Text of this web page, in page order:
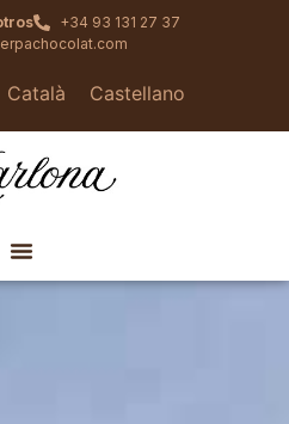
+34 93 131 27 37
Català Castellano